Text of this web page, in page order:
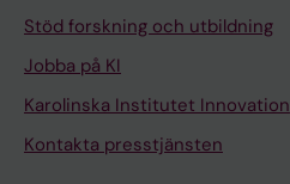
Stöd forskning och utbildning
Jobba på KI
Karolinska Institutet Innovation
Kontakta presstjänsten